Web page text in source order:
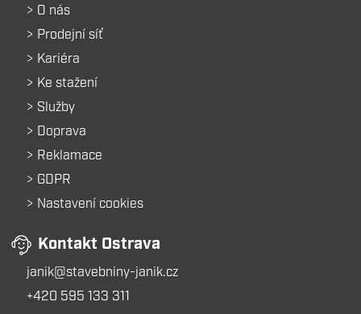
O nás
Prodejní síť
Kariéra
Ke stažení
Služby
Doprava
Reklamace
GDPR
Nastavení cookies
Kontakt Ostrava
janik@stavebniny-janik.cz
+420 595 133 311